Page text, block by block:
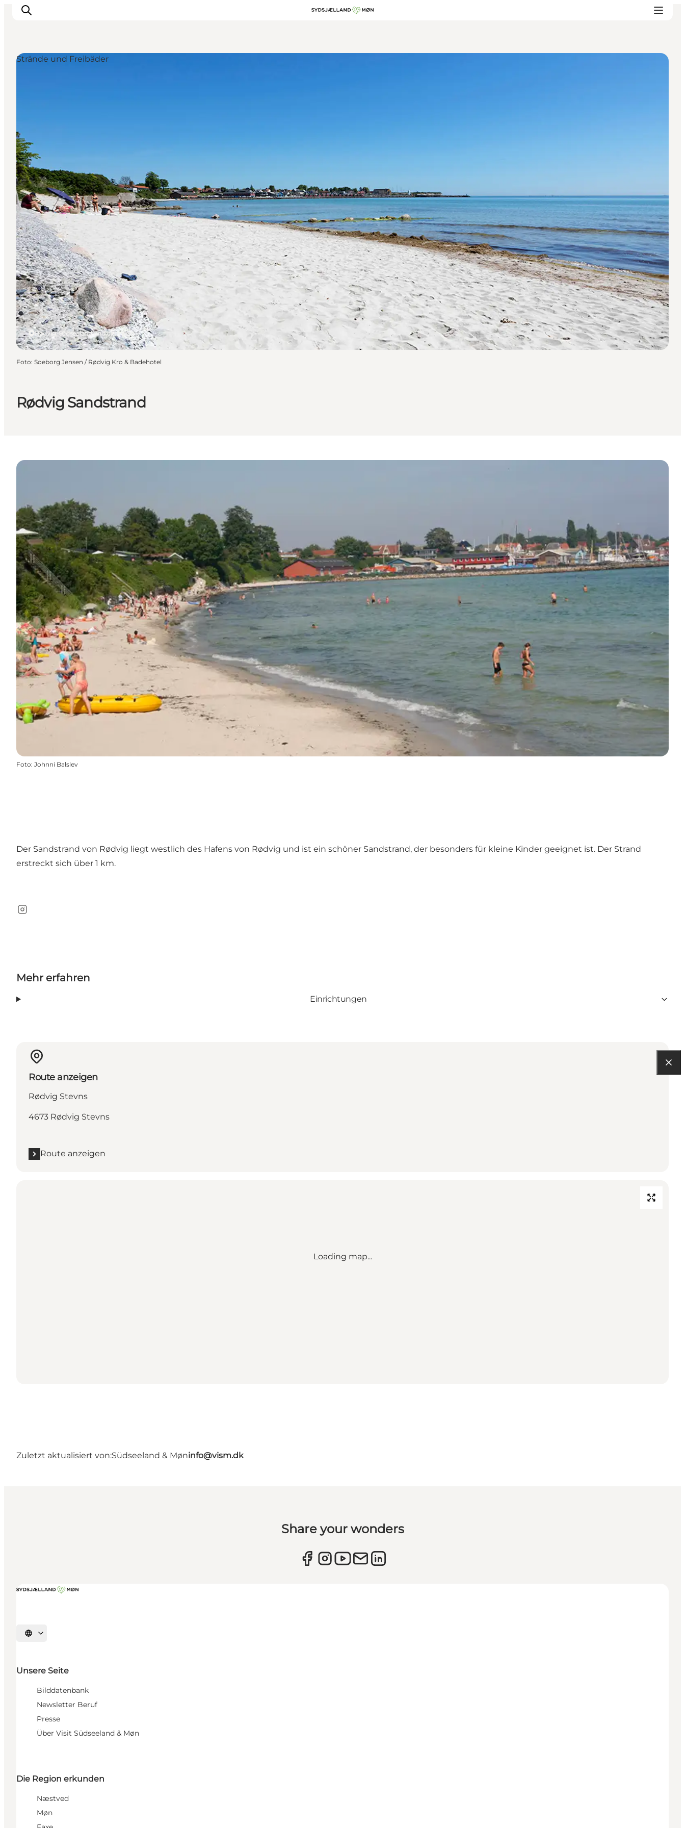
Unterkunft
Reise planen
Rødvig Sandstrand
Rødvig, Südseeland und die Inseln
Strände und Freibäder
Foto: Soeborg Jensen / Rødvig Kro & Badehotel
Foto: Johnni Balslev
Der Sandstrand von Rødvig liegt westlich des Hafens von Rødvig und ist ein schöner Sandstrand, der besonders für kleine Kinder geeignet ist. Der Strand
erstreckt sich über 1 km.
Instagram
Mehr erfahren
Einrichtungen
Route anzeigen
Rødvig Stevns
4673 Rødvig Stevns
Route anzeigen
Loading map...
Zuletzt aktualisiert von:Südseeland & Møninfo@vism.dk
Share your wonders
Sprache auswählen
Unsere Seite
Bilddatenbank
Newsletter Beruf
Presse
Über Visit Südseeland & Møn
Die Region erkunden
Næstved
Møn